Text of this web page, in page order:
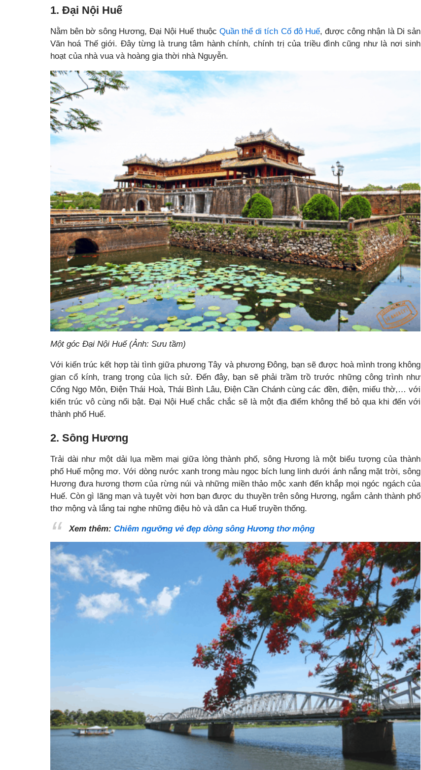
1. Đại Nội Huế
Nằm bên bờ sông Hương, Đại Nội Huế thuộc Quần thể di tích Cố đô Huế, được công nhận là Di sản
Văn hoá Thế giới. Đây từng là trung tâm hành chính, chính trị của triều đình cũng như là nơi sinh
hoạt của nhà vua và hoàng gia thời nhà Nguyễn.
Một góc Đại Nội Huế (Ảnh: Sưu tầm)
Với kiến trúc kết hợp tài tình giữa phương Tây và phương Đông, bạn sẽ được hoà mình trong không
gian cổ kính, trang trọng của lịch sử. Đến đây, bạn sẽ phải trầm trồ trước những công trình như
Cổng Ngọ Môn, Điện Thái Hoà, Thái Bình Lâu, Điện Cần Chánh cùng các đền, điện, miếu thờ,… với
kiến trúc vô cùng nổi bật. Đại Nội Huế chắc chắc sẽ là một địa điểm không thể bỏ qua khi đến với
thành phố Huế.
2. Sông Hương
Trải dài như một dải lụa mềm mại giữa lòng thành phố, sông Hương là một biểu tượng của thành
phố Huế mộng mơ. Với dòng nước xanh trong màu ngọc bích lung linh dưới ánh nắng mặt trời, sông
Hương đưa hương thơm của rừng núi và những miền thảo mộc xanh đến khắp mọi ngóc ngách của
Huế. Còn gì lãng mạn và tuyệt vời hơn bạn được du thuyền trên sông Hương, ngắm cảnh thành phố
thơ mộng và lắng tai nghe những điệu hò và dân ca Huế truyền thống.
Xem thêm:Chiêm ngưỡng vẻ đẹp dòng sông Hương thơ mộng